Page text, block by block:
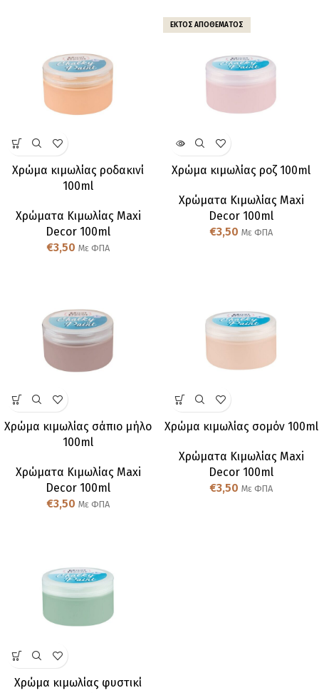
Χρώμα κιμωλίας ροδακινί
100ml
Χρώματα Κιμωλίας Maxi
Decor 100ml
€3,50 Με ΦΠΑ
ΕΚΤΌΣ ΑΠΟΘΈΜΑΤΟΣ
Χρώμα κιμωλίας ροζ 100ml
Χρώματα Κιμωλίας Maxi
Decor 100ml
€3,50 Με ΦΠΑ
Χρώμα κιμωλίας σάπιο μήλο
100ml
Χρώματα Κιμωλίας Maxi
Decor 100ml
€3,50 Με ΦΠΑ
Χρώμα κιμωλίας σομόν 100ml
Χρώματα Κιμωλίας Maxi
Decor 100ml
€3,50 Με ΦΠΑ
Χρώμα κιμωλίας φυστικί